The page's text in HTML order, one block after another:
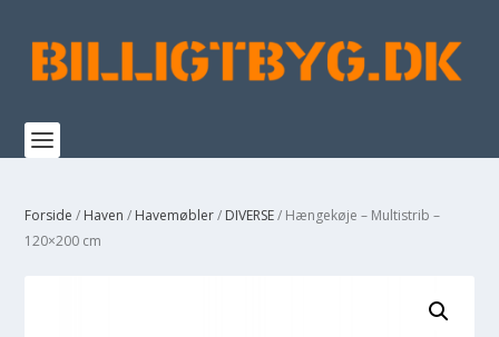
Forside / Haven / Havemøbler/ DIVERSE/ Hængekøje – Multistrib –
120×200 cm